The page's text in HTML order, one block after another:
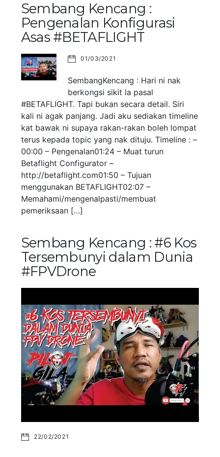
Sembang Kencang :
Pengenalan Konfigurasi
Asas #BETAFLIGHT
01/03/2021
SembangKencang : Hari ni nak
berkongsi sikit la pasal
#BETAFLIGHT. Tapi bukan secara detail. Siri
kali ni agak panjang. Jadi aku sediakan timeline
kat bawak ni supaya rakan-rakan boleh lompat
terus kepada topic yang nak dituju. Timeline : –
00:00 – Pengenalan01:24 – Muat turun
Betaflight Configurator –
http://betaflight.com01:50 – Tujuan
menggunakan BETAFLIGHT02:07 –
Memahami/mengenalpasti/membuat
pemeriksaan […]
Sembang Kencang : #6 Kos
Tersembunyi dalam Dunia
#FPVDrone
22/02/2021